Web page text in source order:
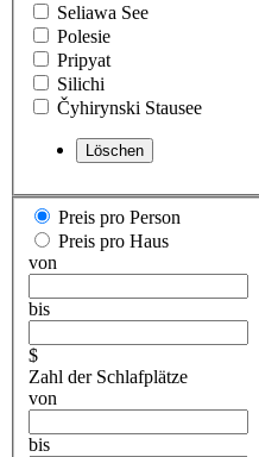
Seliawa See
Polesie
Pripyat
Silichi
Čyhirynski Stausee
Preis pro Person
Preis pro Haus
von
bis
$
Zahl der Schlafplätze
von
bis